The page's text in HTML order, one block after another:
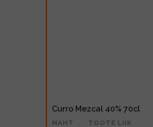
Curro Mezcal 40% 70cl
MAHT
TOOTE LIIK